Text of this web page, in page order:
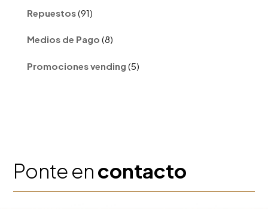
Repuestos 91
productos
Medios de Pago 88
productos
Promociones vending 5
productos
Ponte encontacto